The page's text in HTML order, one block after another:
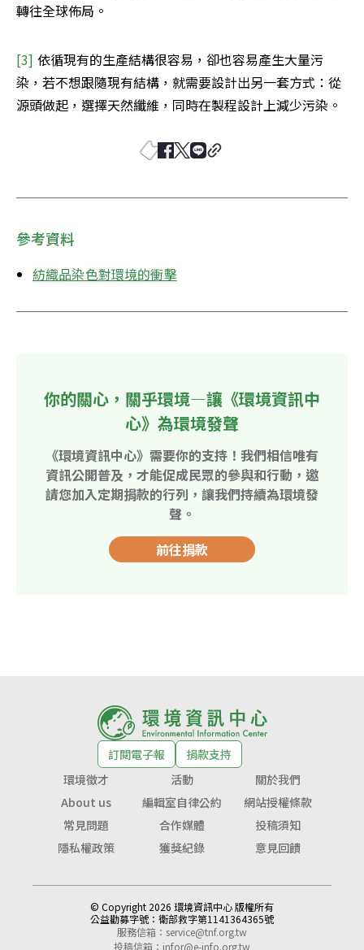
轉往全球佈局。
[3] 依循現有的生產結構很容易，卻也容易產生大量污
染，若不想跟隨現有結構，就需要設計出另一套方式：從
源頭做起，選擇天然纖維，同時在製程設計上減少污染。
參考資料
紡織品染色對環境的衝擊
你的關心，關乎環境—讓《環境資訊中
心》為環境發聲
《環境資訊中心》需要你的支持！我們相信唯有
資訊公開普及，才能促成民眾的參與和行動，邀
請您加入定期捐款的行列，讓我們持續為環境發
聲。
前往捐款
訂閱電子報
捐款支持
環境徵才
活動
關於我們
About us
編輯室自律公約
網站授權條款
常見問題
合作媒體
投稿須知
隱私權政策
獲獎紀錄 意見回饋
© Copyright 2026 環境資訊中心 版權所有
公益勸募字號： 衛部救字第1141364365號
服務信箱： service@tnf.org.tw
投稿信箱： infor@e-info.org.tw